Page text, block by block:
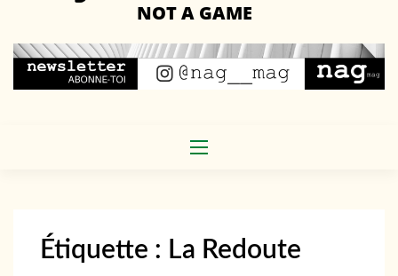
NOT A GAME
Étiquette : La Redoute